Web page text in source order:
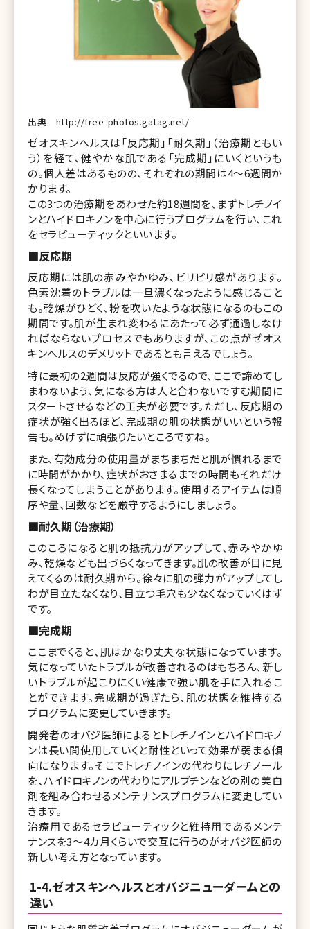
出典 http://free-photos.gatag.net/
ゼオスキンヘルスは「反応期」「耐久期」（治療期ともい
う）を経て、健やかな肌である「完成期」にいくというも
の。個人差はあるものの、それぞれの期間は4～6週間か
かります。
この3つの治療期をあわせた約18週間を、まずトレチノイ
ンとハイドロキノンを中心に行うプログラムを行い、これ
をセラピューティックといいます。
■反応期
反応期には肌の赤みやかゆみ、ピリピリ感があります。
色素沈着のトラブルは一旦濃くなったように感じること
も。乾燥がひどく、粉を吹いたような状態になるのもこの
期間です。肌が生まれ変わるにあたって必ず通過しなけ
ればならないプロセスでもありますが、この点がゼオス
キンヘルスのデメリットであるとも言えるでしょう。
特に最初の2週間は反応が強くでるので、ここで諦めてし
まわないよう、気になる方は人と合わないですむ期間に
スタートさせるなどの工夫が必要です。ただし、反応期の
症状が強く出るほど、完成期の肌の状態がいいという報
告も。めげずに頑張りたいところですね。
また、有効成分の使用量がまちまちだと肌が慣れるまで
に時間がかかり、症状がおさまるまでの時間もそれだけ
長くなってしまうことがあります。使用するアイテムは順
序や量、回数などを厳守するようにしましょう。
■耐久期（治療期）
このころになると肌の抵抗力がアップして、赤みやかゆ
み、乾燥なども出づらくなってきます。肌の改善が目に見
えてくるのは耐久期から。徐々に肌の弾力がアップしてし
わが目立たなくなり、目立つ毛穴も少なくなっていくはず
です。
■完成期
ここまでくると、肌はかなり丈夫な状態になっています。
気になっていたトラブルが改善されるのはもちろん、新し
いトラブルが起こりにくい健康で強い肌を手に入れるこ
とができます。完成期が過ぎたら、肌の状態を維持する
プログラムに変更していきます。
開発者のオバジ医師によるとトレチノインとハイドロキノ
ンは長い間使用していくと耐性といって効果が弱まる傾
向になります。そこでトレチノインの代わりにレチノール
を、ハイドロキノンの代わりにアルブチンなどの別の美白
剤を組み合わせるメンテナンスプログラムに変更してい
きます。
治療用であるセラピューティックと維持用であるメンテ
ナンスを3〜4カ月くらいで交互に行うのがオバジ医師の
新しい考え方となっています。
1-4.ゼオスキンヘルスとオバジニューダームとの
違い